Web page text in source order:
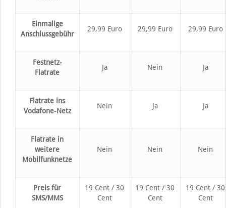
Einmalige
Anschlussgebühr
29,99 Euro 29,99 Euro 29,99 Euro
Festnetz-
Flatrate
Ja Nein Ja
Flatrate ins
Vodafone-Netz
Nein Ja Ja
Flatrate in
weitere
Mobilfunknetze
Nein Nein Nein
Preis für
SMS/MMS
19 Cent / 30
Cent
19 Cent / 30
Cent
19 Cent / 30
Cent